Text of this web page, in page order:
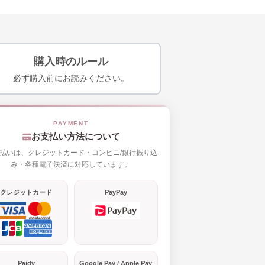
購入時のルール
必ず購入前にお読みください。
お支払い方法について
いは、クレジットカード・コンビニ/銀行振り込
み・各種電子決済に対応しています。
クレジットカード PayPay
Paidy Google Pay / Apple Pay